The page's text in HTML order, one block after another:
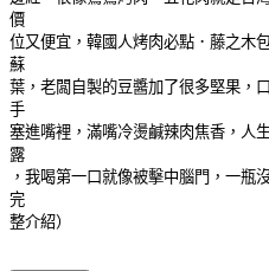
價
位又便宜，韓國人烤肉必點．藤之木
蘇
葉，老闆自製的豆醬加了很多堅果，
手
塞進嘴裡，滿嘴冷燙鹹辣肉焦香，人
露
，我喝第一口就像被擊中腦門，一瓶
完
整介紹）